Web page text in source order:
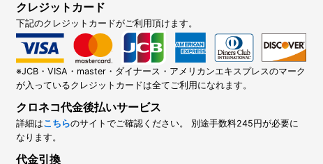
クレジットカード
下記のクレジットカードがご利用頂けます。
※JCB・VISA・master・ダイナース・アメリカンエキスプレスのマーク
が入っているクレジットカードは全てご利用になれます。
クロネコ代金後払いサービス
詳細はこちらのサイトでご確認ください。 別途手数料245円が必要に
なります。
代金引換